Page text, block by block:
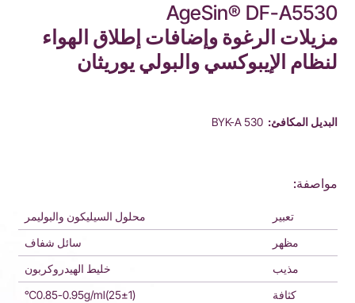
AgeSin® DF-A5530
مزيلات الرغوة وإضافات إطلاق الهواء
لنظام الإيبوكسي والبولي يوريثان
البديل المكافئ: BYK-A 530
مواصفة:
تعبير
محلول السيليكون والبوليمر
مظهر
سائل شفاف
مذيب
خليط الهيدروكربون
كثافة
0.85-0.95g/ml(25±1)℃